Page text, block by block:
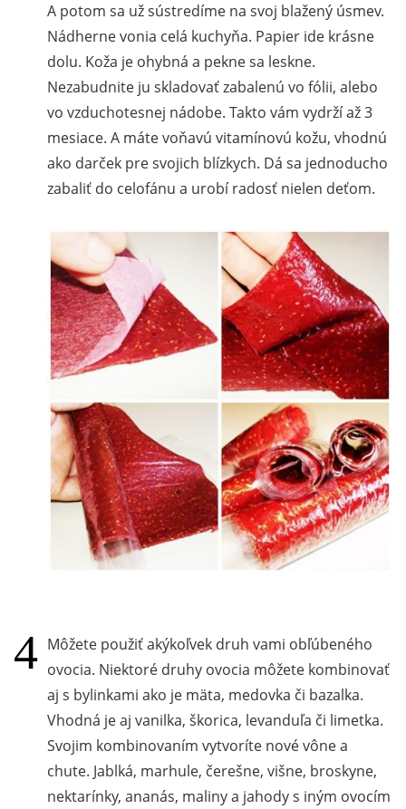
A potom sa už sústredíme na svoj blažený úsmev.
Nádherne vonia celá kuchyňa. Papier ide krásne
dolu. Koža je ohybná a pekne sa leskne.
Nezabudnite ju skladovať zabalenú vo fólii, alebo
vo vzduchotesnej nádobe. Takto vám vydrží až 3
mesiace. A máte voňavú vitamínovú kožu, vhodnú
ako darček pre svojich blízkych. Dá sa jednoducho
zabaliť do celofánu a urobí radosť nielen deťom.
Môžete použiť akýkoľvek druh vami obľúbeného
ovocia. Niektoré druhy ovocia môžete kombinovať
aj s bylinkami ako je mäta, medovka či bazalka.
Vhodná je aj vanilka, škorica, levanduľa či limetka.
Svojim kombinovaním vytvoríte nové vône a
chute. Jablká, marhule, čerešne, višne, broskyne,
nektarínky, ananás, maliny a jahody s iným ovocím